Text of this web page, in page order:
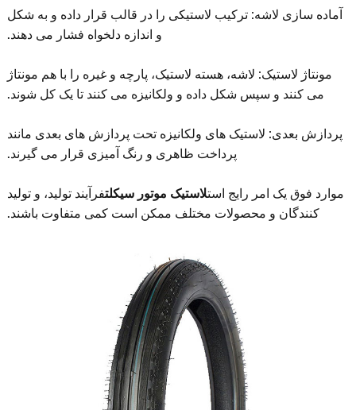
آماده سازی لاشه: ترکیب لاستیکی را در قالب قرار داده و به شکل
و اندازه دلخواه فشار می دهند.
مونتاژ لاستیک: لاشه، هسته لاستیک، پارچه و غیره را با هم مونتاژ
می کنند و سپس شکل داده و ولکانیزه می کنند تا یک کل شوند.
پردازش بعدی: لاستیک های ولکانیزه تحت پردازش های بعدی مانند
پرداخت ظاهری و رنگ آمیزی قرار می گیرند.
موارد فوق یک امر رایج استلاستیک موتور سیکلتفرآیند تولید، و تولید
کنندگان و محصولات مختلف ممکن است کمی متفاوت باشند.